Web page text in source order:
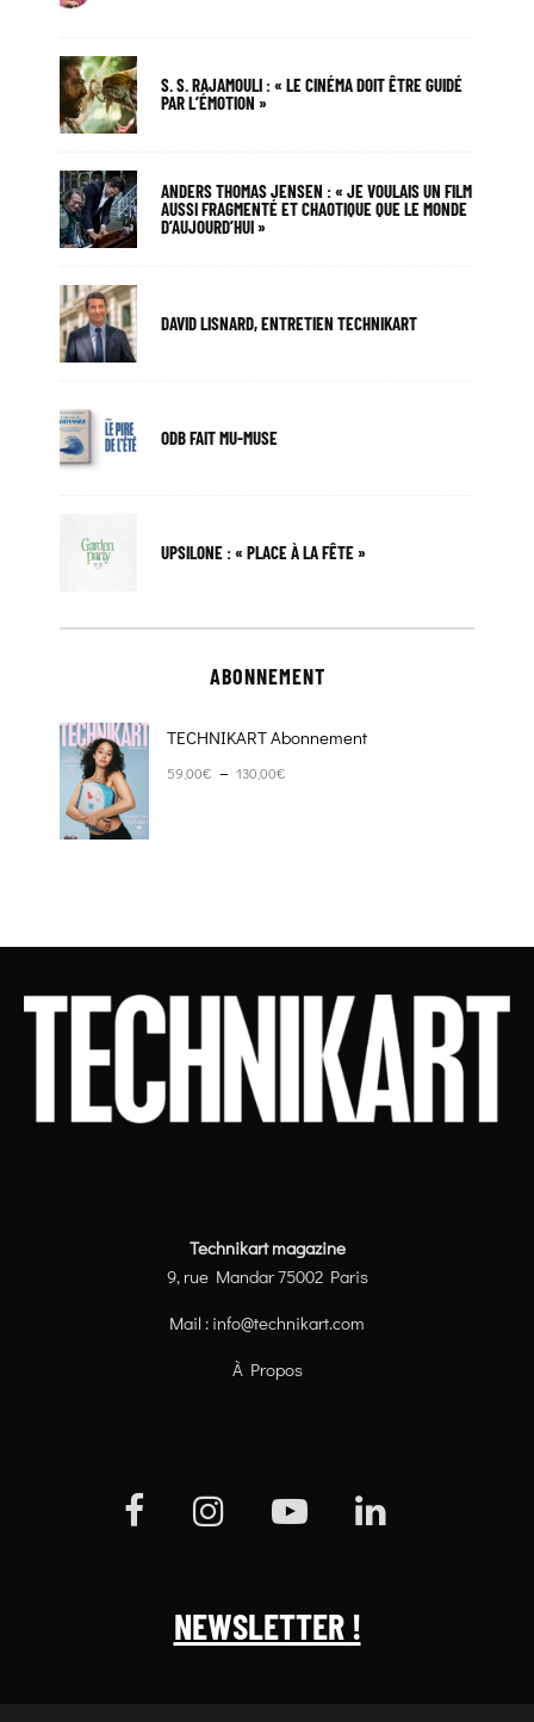
S. S. RAJAMOULI : « LE CINÉMA DOIT ÊTRE GUIDÉ
PAR L’ÉMOTION »
ANDERS THOMAS JENSEN : « JE VOULAIS UN FILM
AUSSI FRAGMENTÉ ET CHAOTIQUE QUE LE MONDE
D’AUJOURD’HUI »
DAVID LISNARD, ENTRETIEN TECHNIKART
ODB FAIT MU-MUSE
UPSILONE : « PLACE À LA FÊTE »
ABONNEMENT
TECHNIKART Abonnement
59,00€ – 130,00€
Technikart magazine
9, rue Mandar 75002 Paris
Mail : info@technikart.com
À Propos
NEWSLETTER !